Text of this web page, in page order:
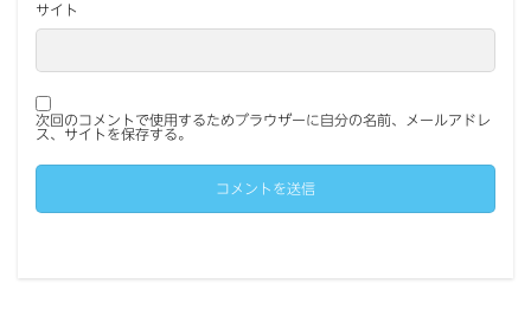
サイト
次回のコメントで使用するためブラウザーに自分の名前、メールアドレ
ス、サイトを保存する。